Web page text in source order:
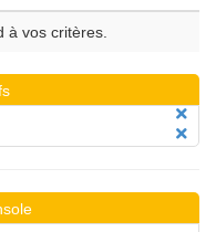
à vos critères.